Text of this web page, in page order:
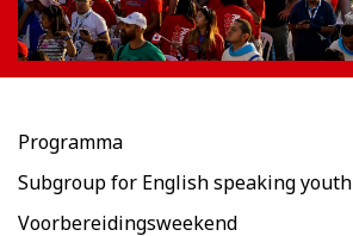
Programma
Subgroup for English speaking youth
Voorbereidingsweekend